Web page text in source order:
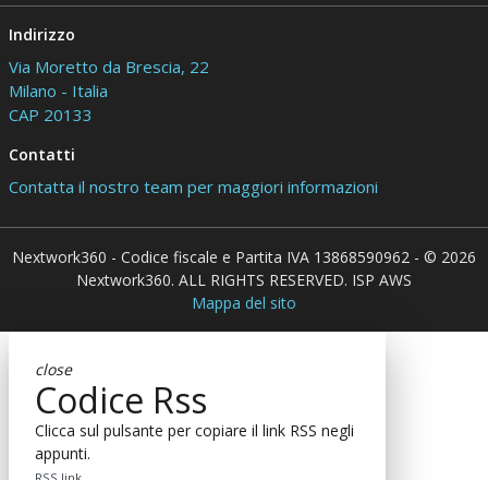
Indirizzo
Via Moretto da Brescia, 22
Milano - Italia
CAP 20133
Contatti
Contatta il nostro team per maggiori informazioni
Nextwork360 - Codice fiscale e Partita IVA 13868590962 - © 2026
Nextwork360. ALL RIGHTS RESERVED. ISP AWS
Mappa del sito
close
Codice Rss
Clicca sul pulsante per copiare il link RSS negli
appunti.